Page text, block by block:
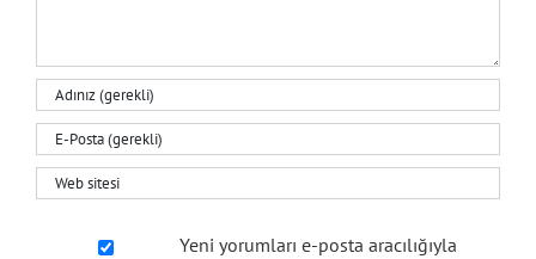
Yeni yorumları e-posta aracılığıyla